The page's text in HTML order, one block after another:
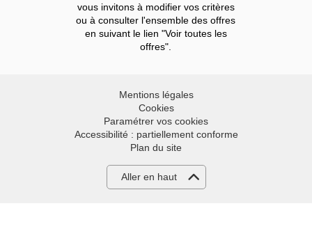
vous invitons à modifier vos critères
ou à consulter l'ensemble des offres
en suivant le lien "Voir toutes les
offres".
Mentions légales
Cookies
Paramétrer vos cookies
Accessibilité : partiellement conforme
Plan du site
Aller en haut